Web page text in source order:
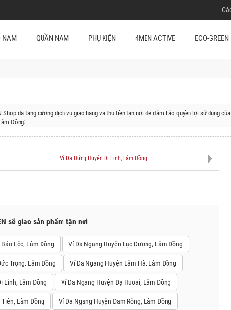
NAM QUẦN NAM PHỤ KIỆN 4MEN ACTIVE ECO-GREEN
Shop đã tăng cường dịch vụ giao hàng và thu tiền tận nơi để đảm bảo quyền lợi sử dụng
Đồng:
Ví Da Đứng Huyện Di Linh, Lâm Đồng
sẽ giao sản phẩm tận nơi
Lộc, Lâm Đồng Ví Da Ngang Huyện Lạc Dương, Lâm Đồng
Trọng, Lâm Đồng Ví Da Ngang Huyện Lâm Hà, Lâm Đồng
Linh, Lâm Đồng Ví Da Ngang Huyện Đạ Huoai, Lâm Đồng
Tiên, Lâm Đồng Ví Da Ngang Huyện Đam Rông, Lâm Đồng